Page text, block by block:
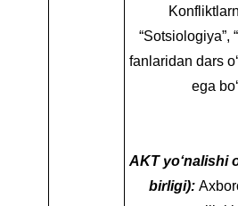
“Sotsiologiya”,
fanlaridan dars
ega
AKT yo‘nalishi
birligi):